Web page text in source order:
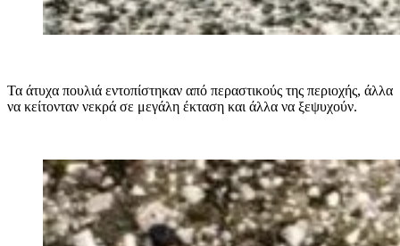
Τα άτυχα πουλιά εντοπίστηκαν από περαστικούς της περιοχής, άλλα
να κείτονταν νεκρά σε μεγάλη έκταση και άλλα να ξεψυχούν.